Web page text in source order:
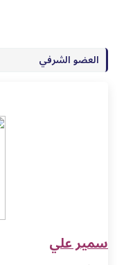
العضو الشرفي
سمير علي